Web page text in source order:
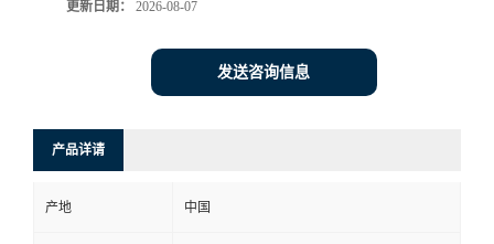
更新日期： 2026-08-07
发送咨询信息
产品详请
产地 中国